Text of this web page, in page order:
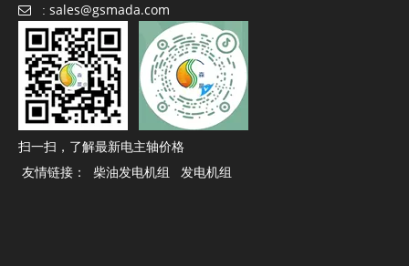
 : sales@gsmada.com
扫一扫，了解最新电主轴价格
友情链接：
柴油发电机组 发电机组